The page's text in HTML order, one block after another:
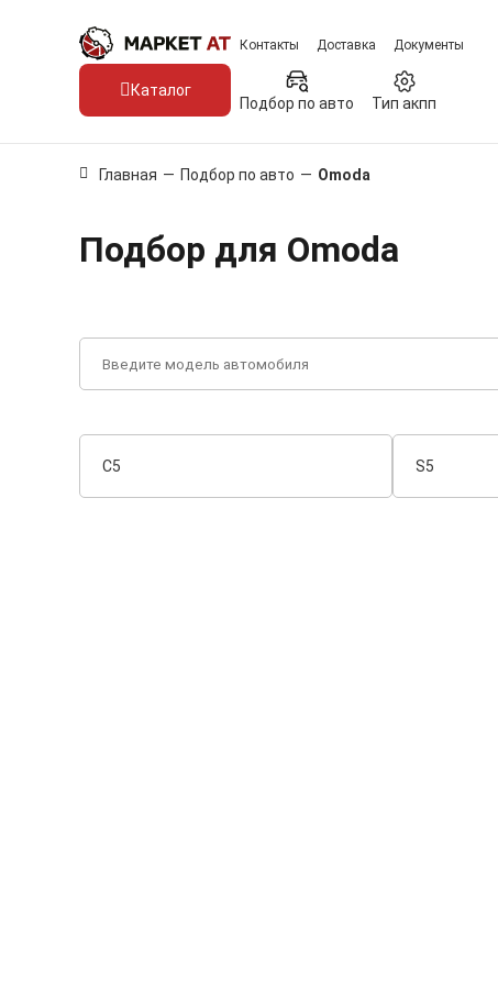
Контакты Доставка Документы
Каталог
Подбор по авто Тип акпп
Главная — Подбор по авто — Omoda
Подбор для Omoda
C5 S5